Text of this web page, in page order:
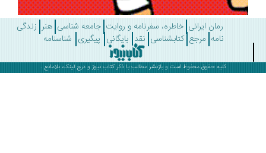
رمان ایرانی خاطره، سفرنامه و روایت جامعه شناسی هنر زندگی
مرجع کتابشناسی نقد بایگانی پیگیری شناسنامه
کلیه حقوق محفوظ است و بازنشر مطالب با ذکرکتاب نیوزو درج لینک، بلامانع .